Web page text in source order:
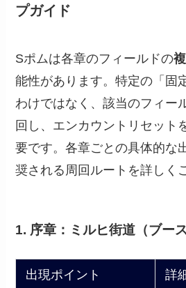
プガイド
Sポムは各章のフィールドの
能性があります。特定の「固
わけではなく、該当のフィー
回し、エンカウントリセット
要です。各章ごとの具体的な
奨される周回ルートを詳しく
1. 序章：ミルヒ街道（ブー
出現ポイント
詳